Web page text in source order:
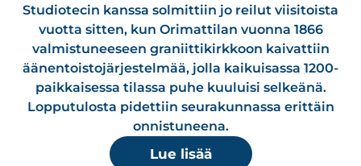
Studiotecin kanssa solmittiin jo reilut viisitoista
vuotta sitten, kun Orimattilan vuonna 1866
valmistuneeseen graniittikirkkoon kaivattiin
äänentoistojärjestelmää, jolla kaikuisassa 1200-
paikkaisessa tilassa puhe kuuluisi selkeänä.
Lopputulosta pidettiin seurakunnassa erittäin
onnistuneena.
Lue lisää